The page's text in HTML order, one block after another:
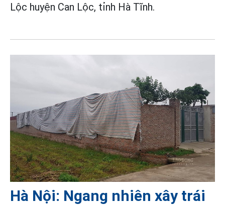
Lộc huyện Can Lộc, tỉnh Hà Tĩnh.
Hà Nội: Ngang nhiên xây trái